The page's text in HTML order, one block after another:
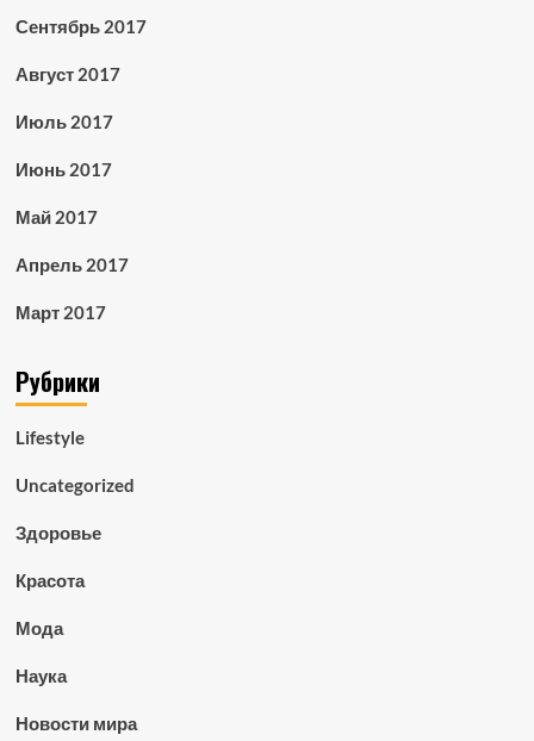
Сентябрь 2017
Август 2017
Июль 2017
Июнь 2017
Май 2017
Апрель 2017
Март 2017
Рубрики
Lifestyle
Uncategorized
Здоровье
Красота
Мода
Наука
Новости мира